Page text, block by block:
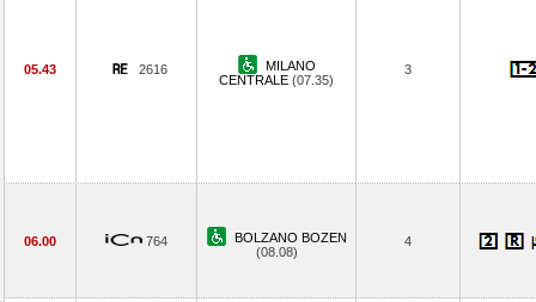
05.43 2616
MILANO
CENTRALE (07.35)
3
06.00 764
BOLZANO BOZEN
(08.08)
4